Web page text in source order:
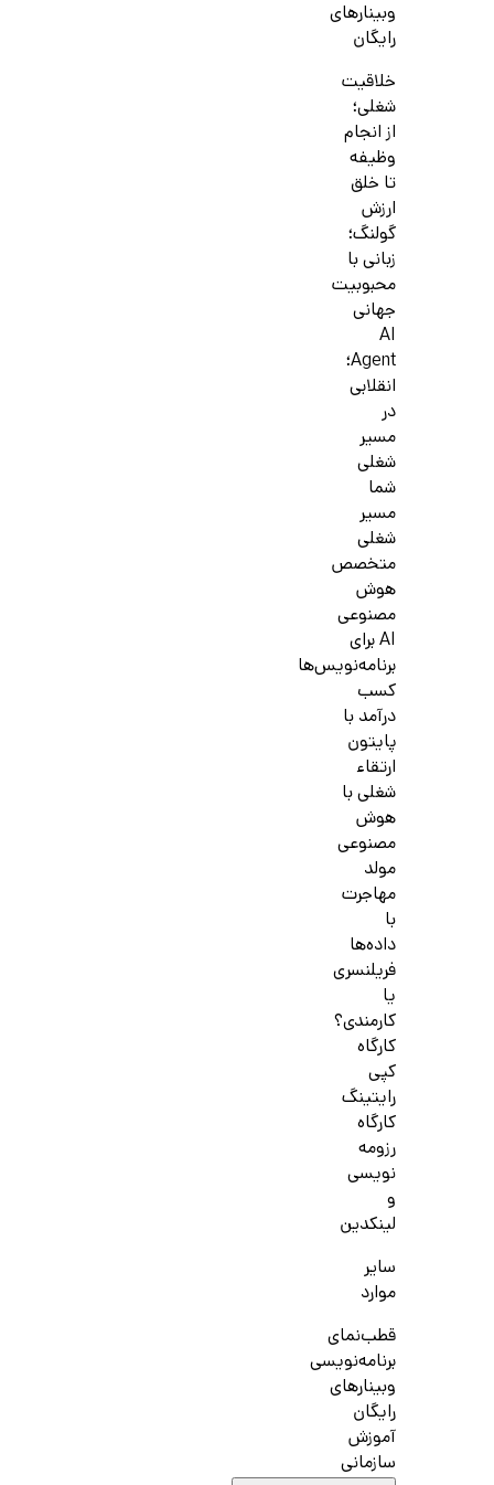
وبینارهای
رایگان
خلاقیت
شغلی؛
از انجام
وظیفه
تا خلق
ارزش
گولنگ؛
زبانی با
محبوبیت
جهانی
AI
Agent؛
انقلابی
در
مسیر
شغلی
شما
مسیر
شغلی
متخصص
هوش
مصنوعی
AI برای
برنامه‌نویس‌ها
کسب
درآمد با
پایتون
ارتقاء
شغلی با
هوش
مصنوعی
مولد
مهاجرت
با
داده‌ها
فریلنسری
یا
کارمندی؟
کارگاه
کپی
رایتینگ
کارگاه
رزومه
نویسی
و
لینکدین
سایر
موارد
قطب‌نمای
برنامه‌نویسی
وبینارهای
رایگان
آموزش
سازمانی